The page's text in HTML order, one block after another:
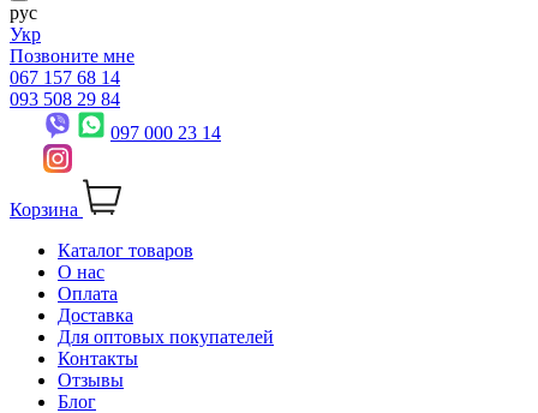
рус
Укр
Позвоните мне
067 157 68 14
093 508 29 84
097 000 23 14
Корзина
Каталог товаров
О нас
Оплата
Доставка
Для оптовых покупателей
Контакты
Отзывы
Блог